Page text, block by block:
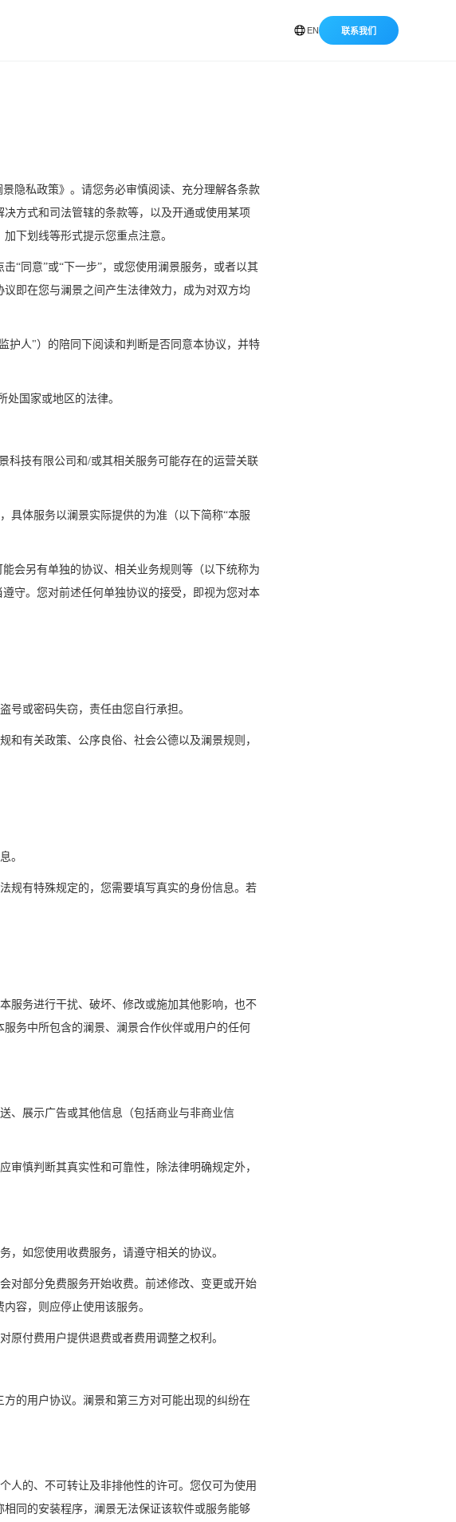
EN 联系我们
隐私政策》。请您务必审慎阅读、充分理解各条款
方式和司法管辖的条款等，以及开通或使用某项
下划线等形式提示您重点注意。
击“同意”或“下一步”，或您使用澜景服务，或者以其
即在您与澜景之间产生法律效力，成为对双方均
护人"）的陪同下阅读和判断是否同意本协议，并特
处国家或地区的法律。
科技有限公司和/或其相关服务可能存在的运营关联
具体服务以澜景实际提供的为准（以下简称“本服
会另有单独的协议、相关业务规则等（以下统称为
守。您对前述任何单独协议的接受，即视为您对本
号或密码失窃，责任由您自行承担。
和有关政策、公序良俗、社会公德以及澜景规则，
。
规有特殊规定的，您需要填写真实的身份信息。若
服务进行干扰、破坏、修改或施加其他影响，也不
务中所包含的澜景、澜景合作伙伴或用户的任何
、展示广告或其他信息（包括商业与非商业信
审慎判断其真实性和可靠性，除法律明确规定外，
，如您使用收费服务，请遵守相关的协议。
对部分免费服务开始收费。前述修改、变更或开始
容，则应停止使用该服务。
原付费用户提供退费或者费用调整之权利。
的用户协议。澜景和第三方对可能出现的纠纷在
人的、不可转让及非排他性的许可。您仅可为使用
同的安装程序，澜景无法保证该软件或服务能够